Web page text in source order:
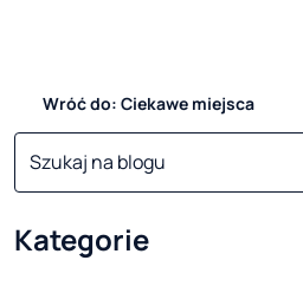
Wróć do: Ciekawe miejsca
Kategorie